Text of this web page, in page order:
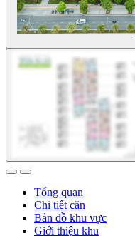
Tổng quan
Chi tiết căn
Bản đồ khu vực
Giới thiệu khu